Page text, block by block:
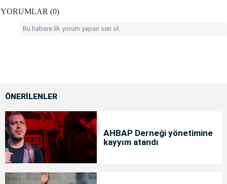
YORUMLAR (0)
Bu habere ilk yorum yapan sen ol.
ÖNERİLENLER
AHBAP Derneği yönetimine
kayyım atandı